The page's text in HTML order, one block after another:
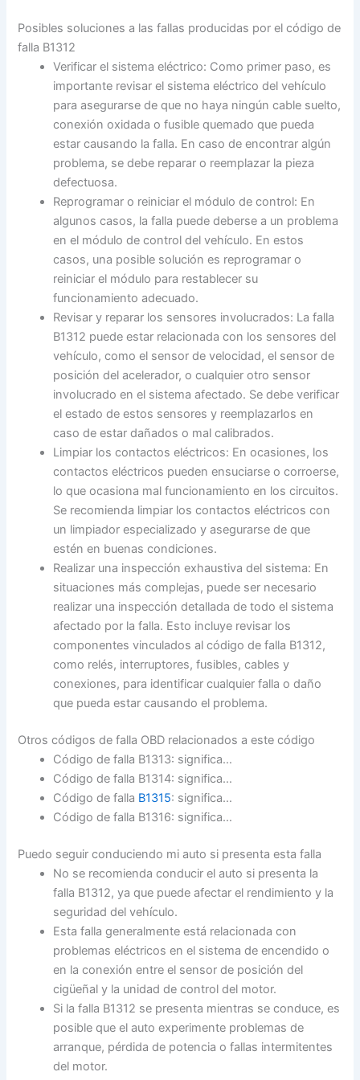
Posibles soluciones a las fallas producidas por el código de
falla B1312
Verificar el sistema eléctrico: Como primer paso, es
importante revisar el sistema eléctrico del vehículo
para asegurarse de que no haya ningún cable suelto,
conexión oxidada o fusible quemado que pueda
estar causando la falla. En caso de encontrar algún
problema, se debe reparar o reemplazar la pieza
defectuosa.
Reprogramar o reiniciar el módulo de control: En
algunos casos, la falla puede deberse a un problema
en el módulo de control del vehículo. En estos
casos, una posible solución es reprogramar o
reiniciar el módulo para restablecer su
funcionamiento adecuado.
Revisar y reparar los sensores involucrados: La falla
B1312 puede estar relacionada con los sensores del
vehículo, como el sensor de velocidad, el sensor de
posición del acelerador, o cualquier otro sensor
involucrado en el sistema afectado. Se debe verificar
el estado de estos sensores y reemplazarlos en
caso de estar dañados o mal calibrados.
Limpiar los contactos eléctricos: En ocasiones, los
contactos eléctricos pueden ensuciarse o corroerse,
lo que ocasiona mal funcionamiento en los circuitos.
Se recomienda limpiar los contactos eléctricos con
un limpiador especializado y asegurarse de que
estén en buenas condiciones.
Realizar una inspección exhaustiva del sistema: En
situaciones más complejas, puede ser necesario
realizar una inspección detallada de todo el sistema
afectado por la falla. Esto incluye revisar los
componentes vinculados al código de falla B1312,
como relés, interruptores, fusibles, cables y
conexiones, para identificar cualquier falla o daño
que pueda estar causando el problema.
Otros códigos de falla OBD relacionados a este código
Código de falla B1313: significa…
Código de falla B1314: significa…
Código de falla B1315: significa…
Código de falla B1316: significa…
Puedo seguir conduciendo mi auto si presenta esta falla
No se recomienda conducir el auto si presenta la
falla B1312, ya que puede afectar el rendimiento y la
seguridad del vehículo.
Esta falla generalmente está relacionada con
problemas eléctricos en el sistema de encendido o
en la conexión entre el sensor de posición del
cigüeñal y la unidad de control del motor.
Si la falla B1312 se presenta mientras se conduce, es
posible que el auto experimente problemas de
arranque, pérdida de potencia o fallas intermitentes
del motor.